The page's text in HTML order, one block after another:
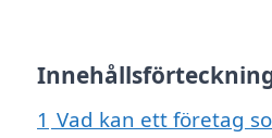
1 Vad kan ett företag